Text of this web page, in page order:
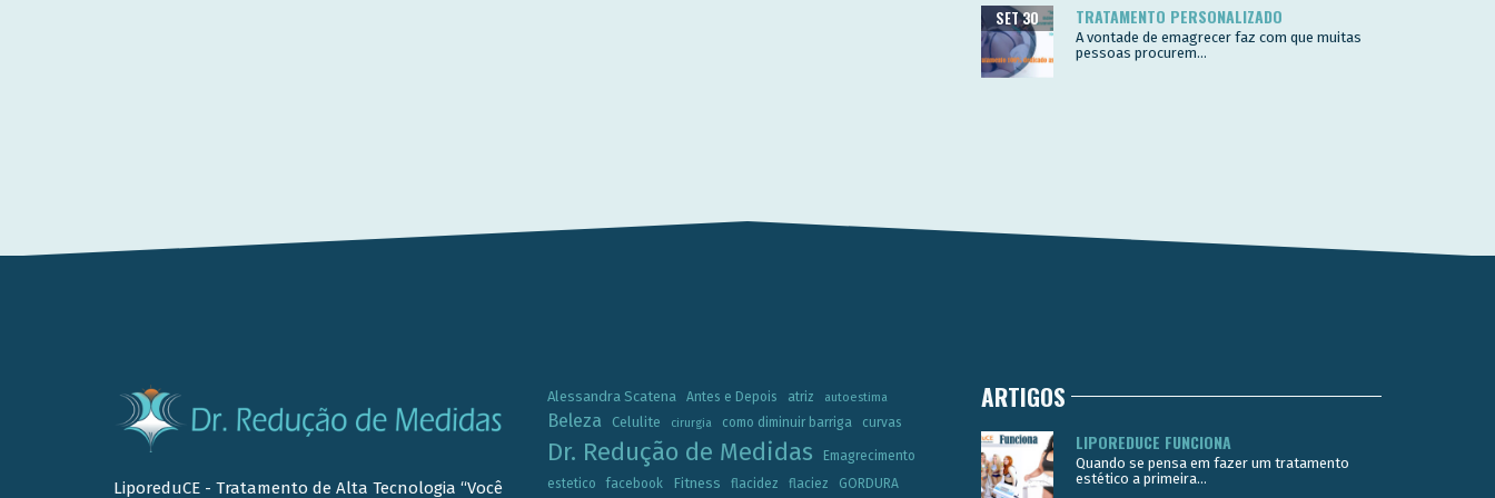
TRATAMENTO PERSONALIZADO
SET 30
A vontade de emagrecer faz com que muitas
pessoas procurem...
LiporeduCE - Tratamento de Alta Tecnologia “Você
Alessandra Scatena Antes e Depois atriz autoestima
Beleza Celulite cirurgia como diminuir barriga curvas
Dr. Redução de Medidas
Emagrecimento
estetico
facebook Fitness flacidez flaciez GORDURA
ARTIGOS
LIPOREDUCE FUNCIONA
Quando se pensa em fazer um tratamento
estético a primeira...